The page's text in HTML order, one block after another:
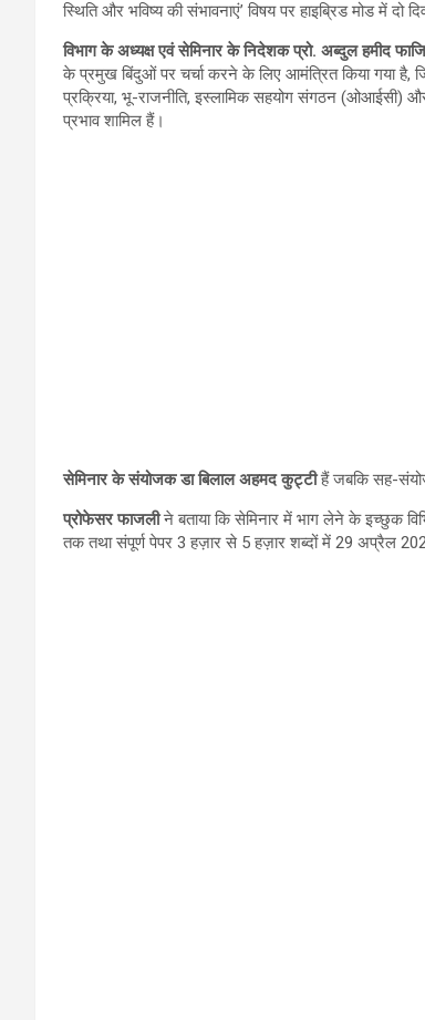
स्थिति और भविष्य की संभावनाएं’ विषय पर हाइब्रिड मोड में दो
विभाग के अध्यक्ष एवं सेमिनार के निदेशक प्रो. अब्दुल हमीद
के प्रमुख बिंदुओं पर चर्चा करने के लिए आमंत्रित किया गया है,
प्रक्रिया, भू-राजनीति, इस्लामिक सहयोग संगठन (ओआईसी)
प्रभाव शामिल हैं।
सेमिनार के संयोजक डा बिलाल अहमद कुट्टीहैं जबकि सह-
प्रोफेसर फाजलीने बताया कि सेमिनार में भाग लेने के इच्छुक
तक तथा संपूर्ण पेपर 3 हज़ार से 5 हज़ार शब्दों में 29 अप्रैल